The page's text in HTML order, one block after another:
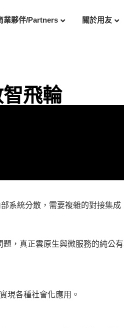
業夥伴/Partners 關於用友
飛輪
系統分散，需要複雜的對接集成
，真正雲原生與微服務的純公
現各種社會化應用。